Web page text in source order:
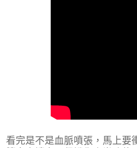
看完是不是血脈噴張，馬上要